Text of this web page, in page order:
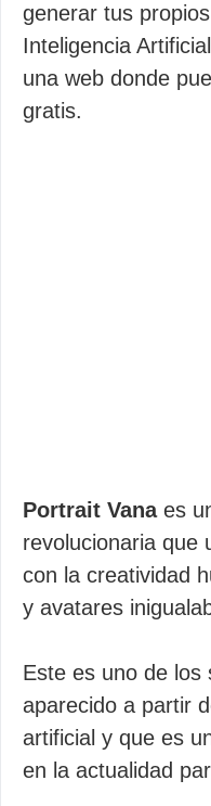
generar tus
Inteligencia
una web donde
gratis.
Portrait Vanaes
revolucionaria que
con la creatividad
y avatares
Este es uno de los
aparecido a partir
artificial y que es
en la actualidad